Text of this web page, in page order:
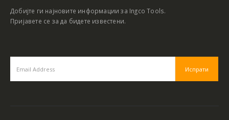
Добијте ги најновите информации за Ingco Tools.
Пријавете се за да бидете известени.